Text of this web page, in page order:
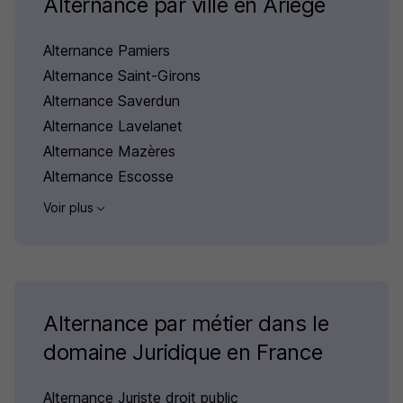
Alternance Pamiers
Alternance Saint-Girons
Alternance Saverdun
Alternance Lavelanet
Alternance Mazères
Alternance Escosse
Voir plus
Alternance par métier dans le
domaine Juridique en France
Alternance Juriste droit public